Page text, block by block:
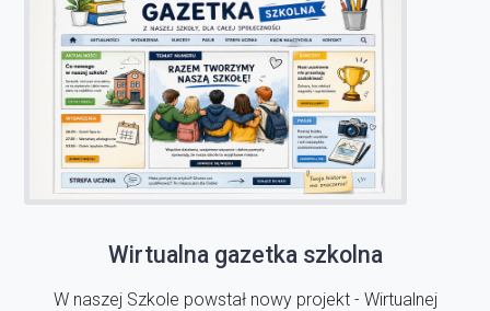
Wirtualna gazetka szkolna
W naszej Szkole powstał nowy projekt - Wirtualnej